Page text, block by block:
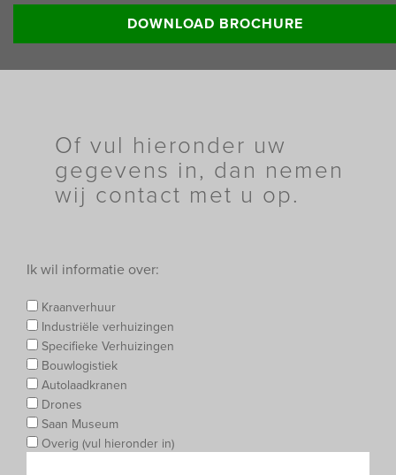
Lees meer informatie:DOWNLOAD BROCHURE
Of vul hieronder uw
gegevens in, dan nemen
wij contact met u op.
Ik wil informatie over:
Kraanverhuur
Industriële verhuizingen
Specifieke Verhuizingen
Bouwlogistiek
Autolaadkranen
Drones
Saan Museum
Overig (vul hieronder in)